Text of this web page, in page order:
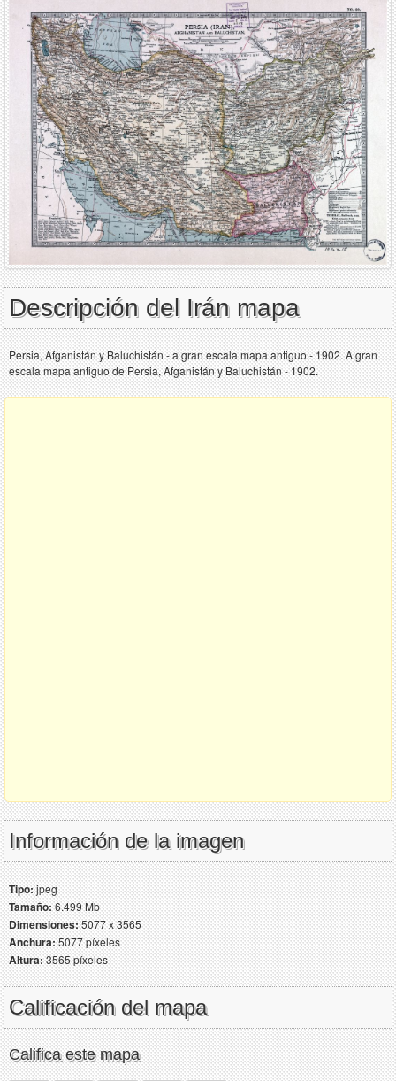
Descripción del Irán mapa
Persia, Afganistán y Baluchistán - a gran escala mapa antiguo - 1902. A gran
escala mapa antiguo de Persia, Afganistán y Baluchistán - 1902.
Información de la imagen
Tipo:jpeg
Tamaño:6.499 Mb
Dimensiones:5077 x 3565
Anchura:5077 píxeles
Altura:3565 píxeles
Calificación del mapa
Califica este mapa